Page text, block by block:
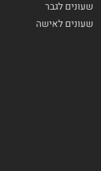
שעונים לגבר
שעונים לאישה